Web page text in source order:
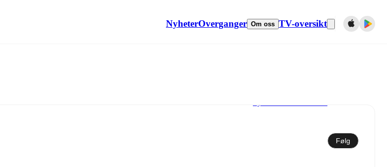
NyheterOverganger Om oss TV-oversikt
Følg